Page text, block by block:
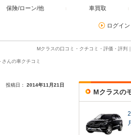
保険/ローン/他 車買取
ログイン
Mクラスの口コミ・クチコミ・評価・評判
さんの車クチコミ
投稿日： 2014年11月21日
Mクラスの